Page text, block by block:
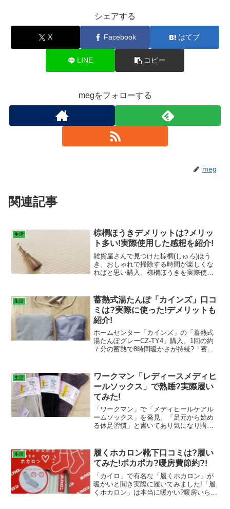
シェアする
X Facebook はてブ
LINE コピー
megをフォローする
meg
関連記事
生活
棕櫚ほうきデメリットは?メリッ
ト多い!実際使用した感想を紹介!
雑貨屋さんで見つけた棕櫚(しゅろ)ほう
き。おしゃれで掃除する時間が楽しくな
ればと思い購入。棕櫚ほうきを実際使っ
を紹介。
生活
蓄熱式湯たんぽ「カインズ」口コ
ミは?実際に使った!デメリットも
紹介!
ホームセンター「カインズ」の「蓄熱式
湯たんぽグレーCZ-TY4」購入。1回の約
７分の蓄熱で8時間暖かさが持続?「蓄熱
たんぽ」メリット紹介!
生活
ワークマン「レディースメディヒ
ールソックス」で熟睡?実際履い
てみた!
「ワークマン」で「メディヒールケアル
ームソックス」を発見。「足元から始め
る休足習慣」と書いてあり気になり購
感想を紹介!
生活
履くホカロン靴下口コミは?履い
てみた!ポカポカ?暖房費節約?!
「カイロ」で有名な「履くホカロン」が
暖かいと聞き実際に履いてみました!「履
くホカロン」は本当に暖かい?暖房いら